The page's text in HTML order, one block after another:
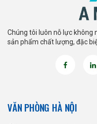
Chúng tôi luôn nỗ lực không
sản phẩm chất lượng, đặc
VĂN PHÒNG HÀ NỘI